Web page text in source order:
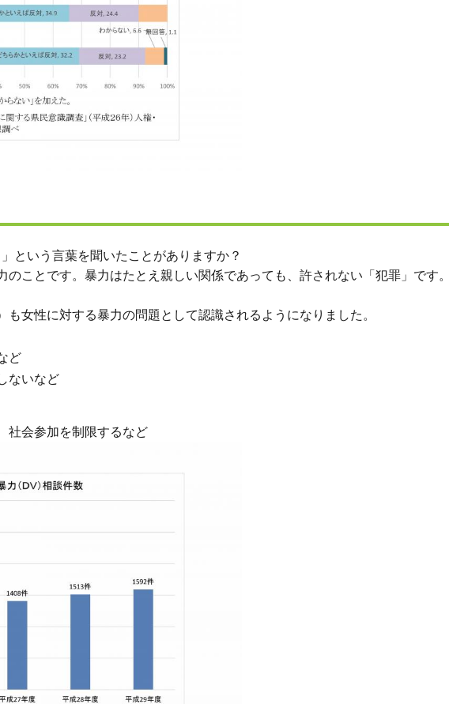
という言葉を聞いたことがありますか？
のことです。暴力はたとえ親しい関係であっても、許されない「犯罪」です
女性に対する暴力の問題として認識されるようになりました。
ど
ないなど
社会参加を制限するなど